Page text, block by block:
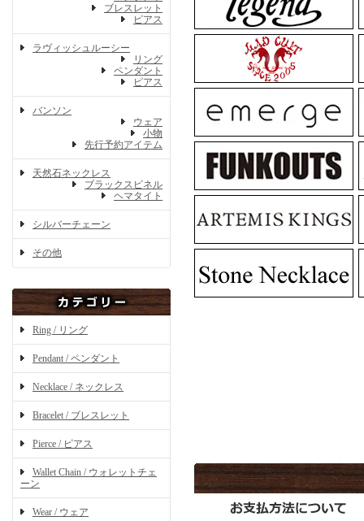
ブレスレット
ピアス
ラヴィッシュルーシー
リング
ペンダント
ピアス
バンソン
ウェア
小物
先行予約アイテム
天然石ネックレス
ブラックスピネル
ヘマタイト
シルバーチェーン
その他
Ring / リング
Pendant / ペンダント
Necklace / ネックレス
Bracelet / ブレスレット
Pierce / ピアス
Wallet Chain / ウォレットチェ
ーン
Wear / ウェア